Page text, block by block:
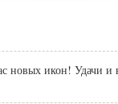
новых икон! Удачи и